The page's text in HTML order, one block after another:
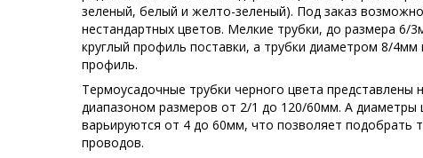
зеленый, белый и желто-зеленый). Под заказ
нестандартных цветов. Мелкие трубки, до размера 6/
круглый профиль поставки, а трубки диаметром 8/4мм
профиль.
Термоусадочные трубки черного цвета представлены
диапазоном размеров от 2/1 до 120/60мм. А диаметры
варьируются от 4 до 60мм, что позволяет подобрать
проводов.